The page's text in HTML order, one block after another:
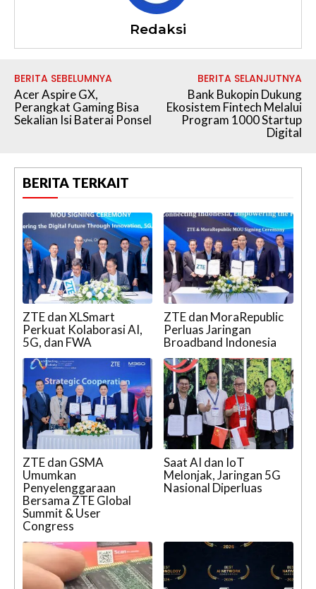
Redaksi
BERITA SEBELUMNYA
Acer Aspire GX,
Perangkat Gaming Bisa
Sekalian Isi Baterai Ponsel
BERITA SELANJUTNYA
Bank Bukopin Dukung
Ekosistem Fintech Melalui
Program 1000 Startup
Digital
BERITA TERKAIT
ZTE dan XLSmart
Perkuat Kolaborasi AI,
5G, dan FWA
ZTE dan MoraRepublic
Perluas Jaringan
Broadband Indonesia
ZTE dan GSMA
Umumkan
Penyelenggaraan
Bersama ZTE Global
Summit & User
Congress
Saat AI dan IoT
Melonjak, Jaringan 5G
Nasional Diperluas